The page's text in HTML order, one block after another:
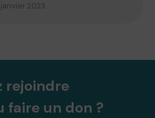
janvier 2023
rejoindre
faire un don ?